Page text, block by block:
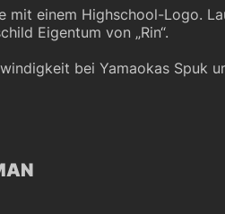
mit einem Highschool-Logo.
Eigentum von „Rin“.
bei Yamaokas Spuk